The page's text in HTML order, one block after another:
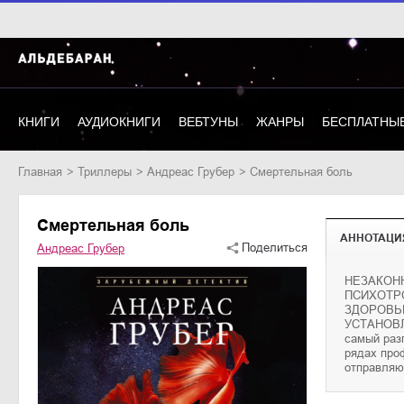
КНИГИ АУДИОКНИГИ ВЕБТУНЫ ЖАНРЫ
Главная триллеры Андреас Грубер Смертельная боль
Смертельная боль
Андреас Грубер Поделиться
самый
рядах
Мотив
БКА,